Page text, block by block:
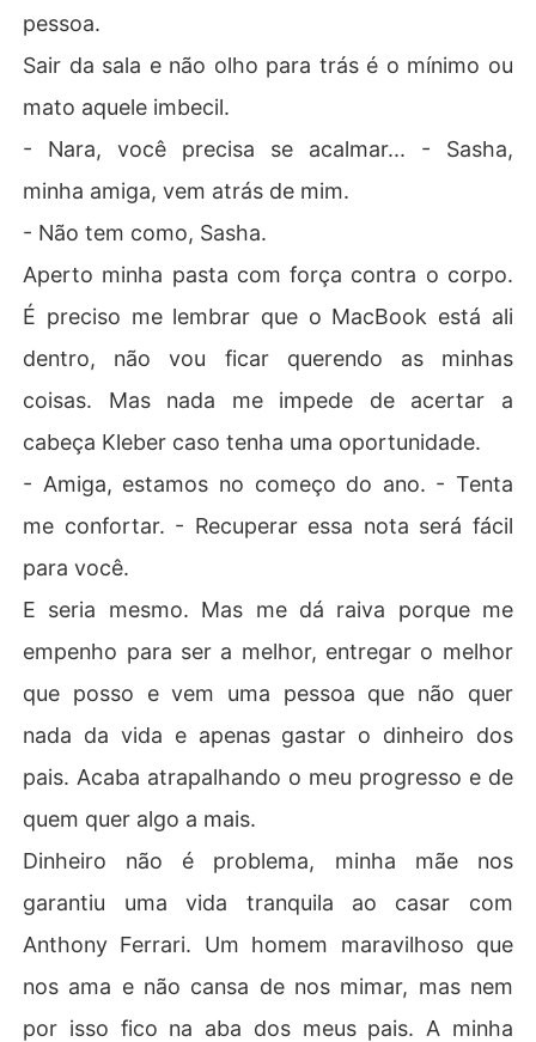
a e determinada, Nara enfrenta um desafio quando a tr
adicional família Sanchez exige que o casamento ocorr
a imediatamente após sua formatura, seguido de uma r
ápida gravidez. Dividida entre seu amor por Henry e su
as próprias aspirações profissionais, Nara se vê pressio
nada a escolher entre seus sonhos e as rígidas expecta
tivas familiares.
Henry, influenciado pela família e pelo ciúme que sente
com a aproximação de Lucian Viturino, um carismático
empreendedor que se aproxima de sua noiva fazendo p
romessas que a encanta. Henry que até então era um h
omem de demonstrar pouco sentimento, o que também
incomodava Nara, começa a mostrar seus ciúmes e co
ntrole sobre ela.
Mas tudo tende a piorar quando Maria Clara, ex-namor
ada de Henry, volta à cidade com a intenção de reconq
pessoa.
Sair da sala e não olho para trás é o mínimo ou
mato aquele imbecil.
- Nara, você precisa se acalmar... - Sasha,
minha amiga, vem atrás de mim.
- Não tem como, Sasha.
Aperto minha pasta com força contra o corpo.
É preciso me lembrar que o MacBook está ali
dentro, não vou ficar querendo as minhas
coisas. Mas nada me impede de acertar a
cabeça Kleber caso tenha uma oportunidade.
- Amiga, estamos no começo do ano. - Tenta
me confortar. - Recuperar essa nota será fácil
para você.
E seria mesmo. Mas me dá raiva porque me
empenho para ser a melhor, entregar o melhor
que posso e vem uma pessoa que não quer
nada da vida e apenas gastar o dinheiro dos
pais. Acaba atrapalhando o meu progresso e de
quem quer algo a mais.
Dinheiro não é problema, minha mãe nos
garantiu uma vida tranquila ao casar com
Anthony Ferrari. Um homem maravilhoso que
nos ama e não cansa de nos mimar, mas nem
por isso fico na aba dos meus pais. A minha